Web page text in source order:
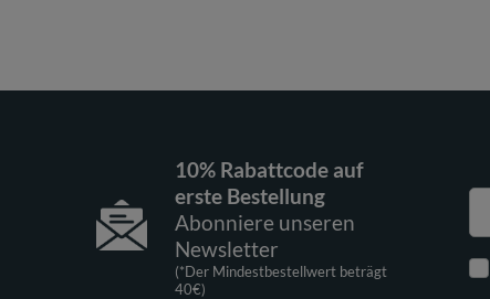
10% Rabattcode auf
erste Bestellung
Abonniere unseren
Newsletter
(*Der Mindestbestellwert beträgt
40€)